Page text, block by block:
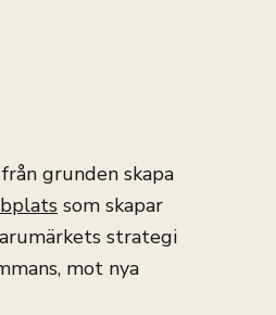
grunden skapa
som skapar
strategi
mot nya